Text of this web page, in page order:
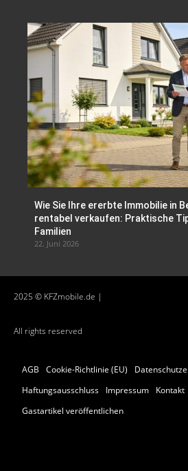
Wie Sie Ihre ererbte Immobilie in
rentabel verkaufen: Praktische
Familien
22. Juni 2026
2025 © KFZmobile.de |
All rights reserved
AGB Cookie-Richtlinie (EU)
Haftungsausschluss
Impressum Kontakt
Gastartikel veröffentlichen